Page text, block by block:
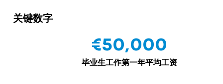
关键数字
€50,000
毕业生工作第一年平均工资